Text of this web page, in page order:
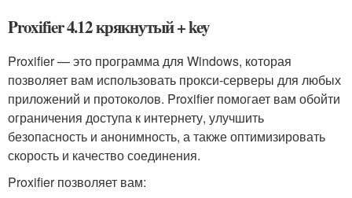
Proxifier 4.12 крякнутый + key
Proxifier — это программа для Windows, которая
позволяет вам использовать прокси-серверы для любых
приложений и протоколов. Proxifier помогает вам обойти
ограничения доступа к интернету, улучшить
безопасность и анонимность, а также оптимизировать
скорость и качество соединения.
Proxifier позволяет вам: